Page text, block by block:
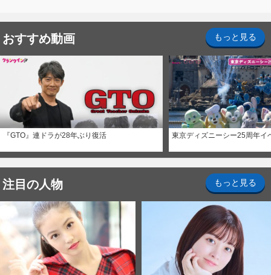
おすすめ動画 もっと見る
『GTO』連ドラが28年ぶり復活 東京ディズニーシー25周年イ
注目の人物 もっと見る